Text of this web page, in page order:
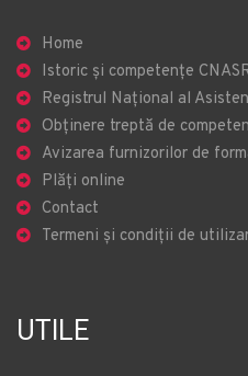
Home
Istoric și competențe
Registrul Național al
Obținere treptă de
Avizarea furnizorilor de
Plăți online
Contact
Termeni și condiții de
UTILE